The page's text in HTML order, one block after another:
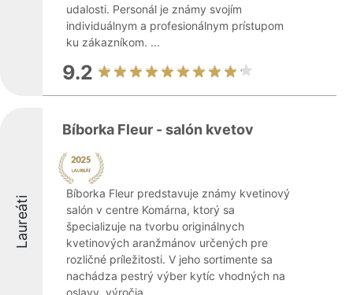
udalosti. Personál je známy svojím
individuálnym a profesionálnym prístupom
ku zákazníkom. ...
9.2
Laureáti
Bíborka Fleur - salón kvetov
Bíborka Fleur predstavuje známy kvetinový
salón v centre Komárna, ktorý sa
špecializuje na tvorbu originálnych
kvetinových aranžmánov určených pre
rozličné príležitosti. V jeho sortimente sa
nachádza pestrý výber kytíc vhodných na
oslavy, výročia ...